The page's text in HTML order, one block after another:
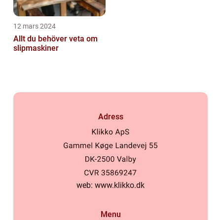
12 mars 2024
Allt du behöver veta om
slipmaskiner
Adress
web: www.klikko.dk
Menu